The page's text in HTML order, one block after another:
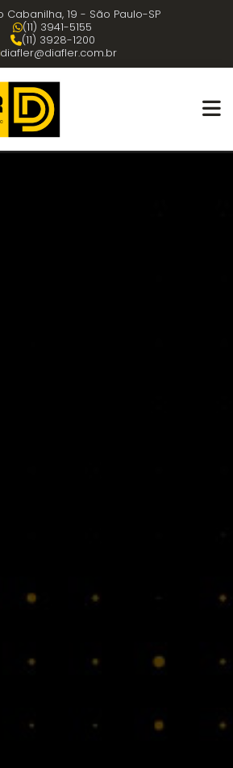
Cabanilha, 19 - São Paulo-SP
(11) 3941-5155
(11) 3928-1200
diafler@diafler.com.br